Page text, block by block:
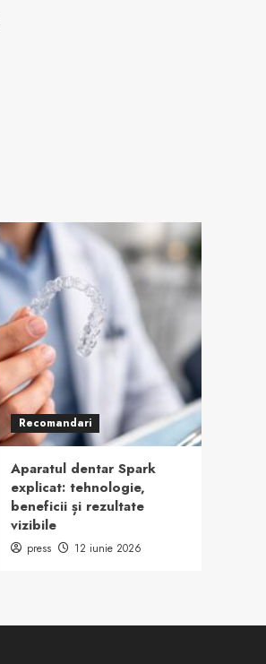
Recomandari
Aparatul dentar Spark
explicat: tehnologie,
beneficii și rezultate
vizibile
press 12 iunie 2026